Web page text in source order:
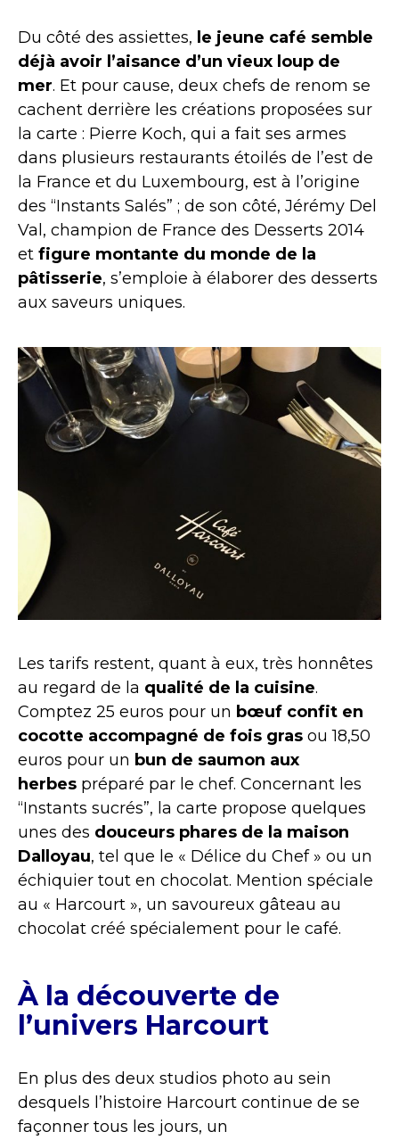
Du côté des assiettes, le jeune café semble
déjà avoir l’aisance d’un vieux loup de
mer. Et pour cause, deux chefs de renom se
cachent derrière les créations proposées sur
la carte : Pierre Koch, qui a fait ses armes
dans plusieurs restaurants étoilés de l’est de
la France et du Luxembourg, est à l’origine
des “Instants Salés” ; de son côté, Jérémy Del
Val, champion de France des Desserts 2014
et figure montante du monde de la
pâtisserie, s’emploie à élaborer des desserts
aux saveurs uniques.
Les tarifs restent, quant à eux, très honnêtes
au regard de la qualité de la cuisine.
Comptez 25 euros pour un bœuf confit en
cocotte accompagné de fois gras ou 18,50
euros pour un bun de saumon aux
herbes préparé par le chef. Concernant l es
“Instants sucrés”, la carte propose quelques
unes des douceurs phares de la maison
Dalloyau, tel que le « Délice du Chef » ou un
échiquier tout en chocolat. Mention spéciale
au « Harcourt », un savoureux gâteau au
chocolat créé spécialement pour le café.
À la découverte de
l’univers Harcourt
En plus des deux studios photo au sein
desquels l’histoire Harcourt continue de se
façonner tous les jours, un